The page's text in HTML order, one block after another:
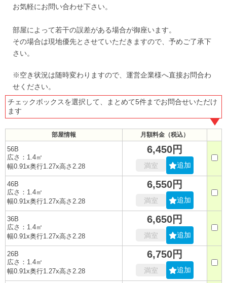
お気軽にお問い合わせ下さい。
部屋によって若干の誤差がある場合が御座います。
その場合は現地優先とさせていただきますので、予めご了承下
さい。
※空き状況は随時変わりますので、運営企業様へ直接お問合わ
せください。
チェックボックスを選択して、まとめて5件までお問合せいただけ
ます
部屋情報 月額料金（税込）
56B
広さ：1.4㎡
幅0.91x奥行1.27x高さ2.28
6,450円
満室 追加
46B
広さ：1.4㎡
幅0.91x奥行1.27x高さ2.28
6,550円
満室 追加
36B
広さ：1.4㎡
幅0.91x奥行1.27x高さ2.28
6,650円
満室 追加
26B
広さ：1.4㎡
幅0.91x奥行1.27x高さ2.28
6,750円
満室 追加